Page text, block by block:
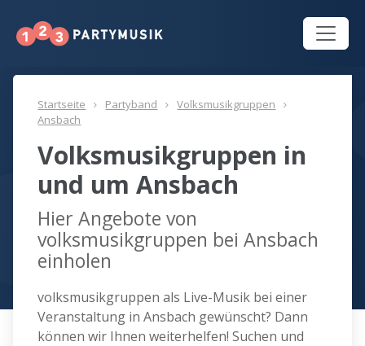
Startseite Partyband
Volksmusikgruppen
Ansbach
Volksmusikgruppen in
und um Ansbach
Hier Angebote von
volksmusikgruppen bei Ansbach
einholen
volksmusikgruppen als Live-Musik bei einer
Veranstaltung in Ansbach gewünscht? Dann
können wir Ihnen weiterhelfen! Suchen und